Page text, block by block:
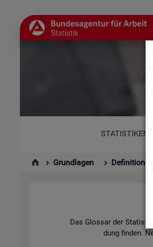
STATISTIKEN
Grundlagen
Das Glos­sar der
dung fin­den.